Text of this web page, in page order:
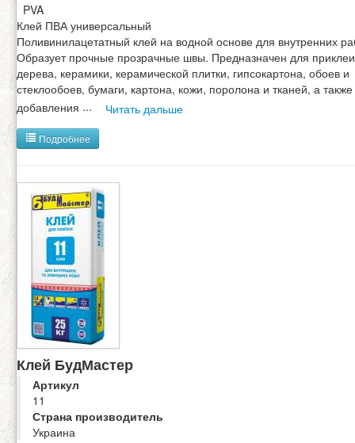
PVA
Клей ПВА универсальный
Поливинилацетатный клей на водной основе для внутренних
Образует прочные прозрачные швы. Предназначен для
дерева, керамики, керамической плитки, гипсокартона, обоев и
стеклообоев, бумаги, картона, кожи, поролона и тканей, а
добавления ... Читать дальше
Подробнее
Клей БудМастер
Артикул
11
Страна производитель
Украина